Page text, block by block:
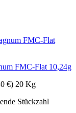
FMC-Flat 10,24g
€) 20 Kg
Stückzahl